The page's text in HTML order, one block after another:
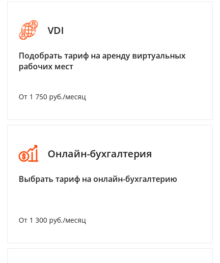
VDI
Подобрать тариф на аренду виртуальных
рабочих мест
От 1 750 руб./месяц
Онлайн-бухгалтерия
Выбрать тариф на онлайн-бухгалтерию
От 1 300 руб./месяц